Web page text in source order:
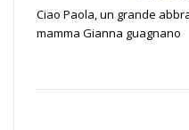
Ciao Paola, un grande
mamma Gianna guagnano